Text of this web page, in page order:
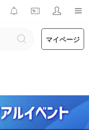
マイページ